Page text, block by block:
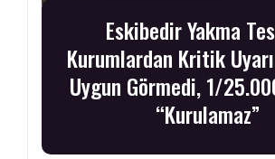
Eskibedir Yakma
Kurumlardan Kritik
Uygun Görmedi, 1/
“Kurulamaz”